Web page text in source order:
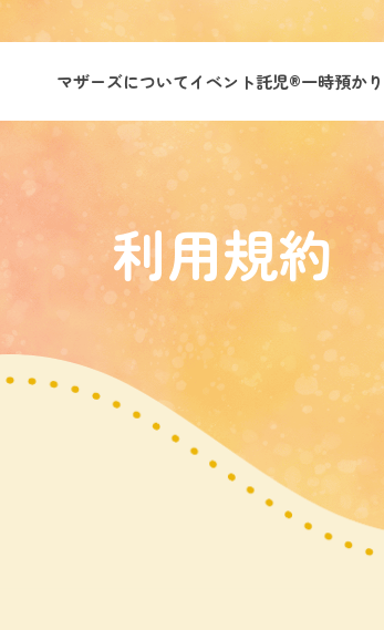
マザーズについてイベント託児®︎一時預かり
利用規約